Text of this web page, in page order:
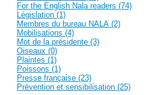
For the English Nala readers (74)
Législation (1)
Membres du bureau NALA (2)
Mobilisations (4)
Mot de la présidente (3)
Oiseaux (0)
Plaintes (1)
Poissons (1)
Presse française (23)
Prévention et sensibilisation (25)